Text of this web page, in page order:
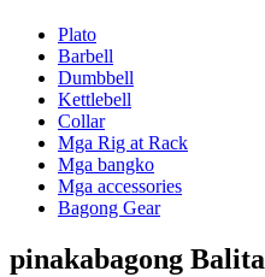
Plato
Barbell
Dumbbell
Kettlebell
Collar
Mga Rig at Rack
Mga bangko
Mga accessories
Bagong Gear
pinakabagong Balita